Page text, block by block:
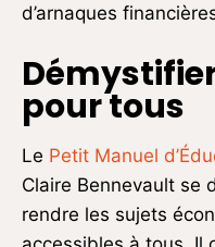
d’arnaques
pour tous
Le Petit Manuel
Claire Bennevault se
rendre les sujets